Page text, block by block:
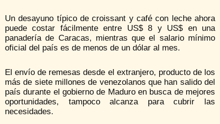
Un desayuno típico de croissant y café con leche ahora
puede costar fácilmente entre US$ 8 y US$ en una
panadería de Caracas, mientras que el salario mínimo
oficial del país es de menos de un dólar al mes.
El envío de remesas desde el extranjero, producto de los
más de siete millones de venezolanos que han salido del
país durante el gobierno de Maduro en busca de mejores
oportunidades, tampoco alcanza para cubrir las
necesidades.